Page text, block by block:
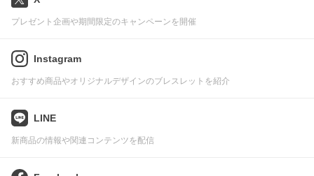
プレゼント企画や期間限定のキャンペーンを開催
Instagram
おすすめ商品やオリジナルデザインのブレスレットを紹介
LINE
新商品の情報や関連コンテンツを配信